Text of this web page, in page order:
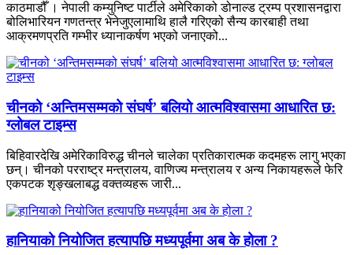
काठमाडौँ । नेपाली कम्युनिष्ट पार्टीले अमेरिकाको डोनाल्ड ट्रम्प प्रशासनद्वारा
बोलिभारियन गणतन्त्र भेनेजुएलामाथि हालै गरिएको सैन्य कारबाही तथा
आक्रमणप्रति गम्भीर ध्यानाकर्षण भएको जनाएको...
चीनको ‘अन्तिमसम्मको संघर्ष’ बलियो आत्मविश्वासमा आधारित छ:
ग्लोबल टाइम्स
बिहिवारदेखि अमेरिकाविरुद्ध चीनले चालेका प्रतिकारात्मक कदमहरू लागु भएका
छन्। चीनको परराष्ट्र मन्त्रालय, वाणिज्य मन्त्रालय र अन्य निकायहरूले फेरि
एकपटक शृङ्खलाबद्ध वक्तव्यहरू जारी...
हानियाको नियोजित हत्यापछि मध्यपूर्वमा अब के होला ?